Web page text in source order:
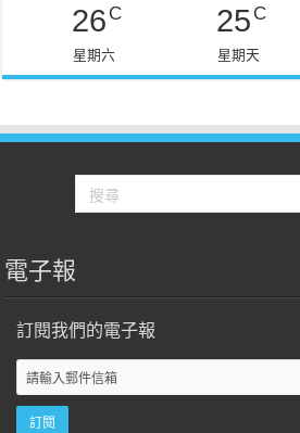
26 C
星期六
25 C
星期天
電子報
訂閱我們的電子報